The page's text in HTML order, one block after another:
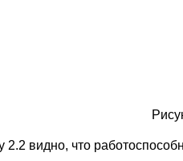
2.2 видно, что